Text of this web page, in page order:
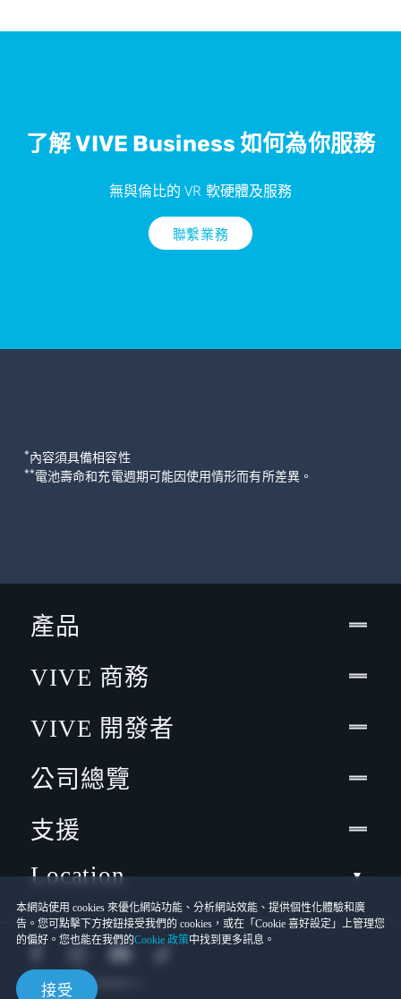
了解 VIVE Business 如何為你服務
無與倫比的 VR 軟硬體及服務
聯繫業務
*內容須具備相容性
**電池壽命和充電週期可能因使用情形而有所差異。
本網站使用 cookies 來優化網站功能、分析網站效能、提供個性化體驗和廣
告。您可點擊下方按鈕接受我們的 cookies，或在「Cookie 喜好設定」上管理您
的偏好。您也能在我們的Cookie 政策中找到更多訊息。
接受
產品
VIVE 商務
VIVE 開發者
公司總覽
支援
Location